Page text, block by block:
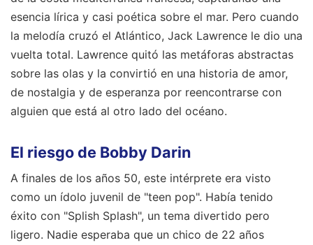
esencia lírica y casi poética sobre el mar. Pero cuando
la melodía cruzó el Atlántico, Jack Lawrence le dio una
vuelta total. Lawrence quitó las metáforas abstractas
sobre las olas y la convirtió en una historia de amor,
de nostalgia y de esperanza por reencontrarse con
alguien que está al otro lado del océano.
El riesgo de Bobby Darin
A finales de los años 50, este intérprete era visto
como un ídolo juvenil de "teen pop". Había tenido
éxito con "Splish Splash", un tema divertido pero
ligero. Nadie esperaba que un chico de 22 años